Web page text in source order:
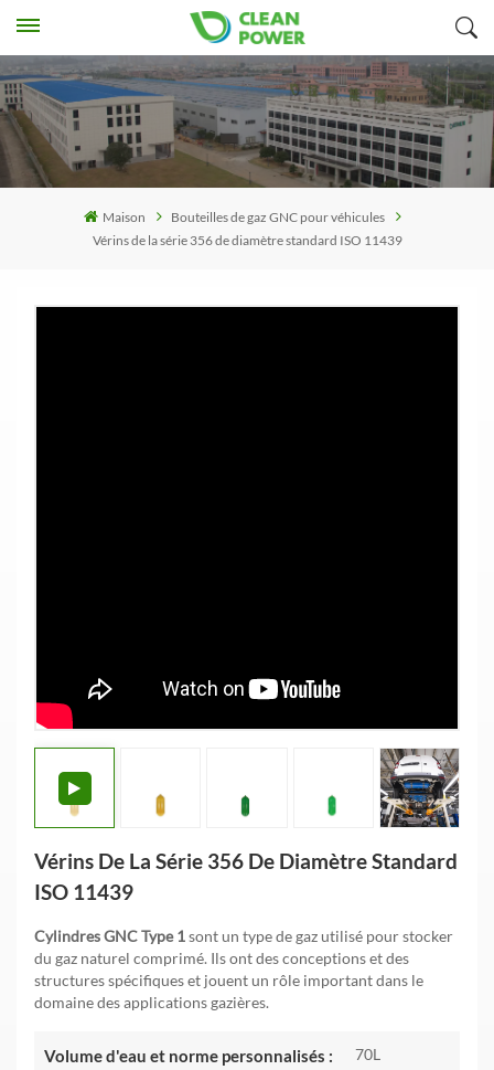
Maison
Bouteilles de gaz GNC pour véhicules
Vérins de la série 356 de diamètre standard ISO 11439
Vérins De La Série 356 De Diamètre Standard
ISO 11439
Cylindres GNC Type 1sont un type de gaz utilisé pour stocker
du gaz naturel comprimé. Ils ont des conceptions et des
structures spécifiques et jouent un rôle important dans le
domaine des applications gazières.
Volume d'eau et norme personnalisés : 70L